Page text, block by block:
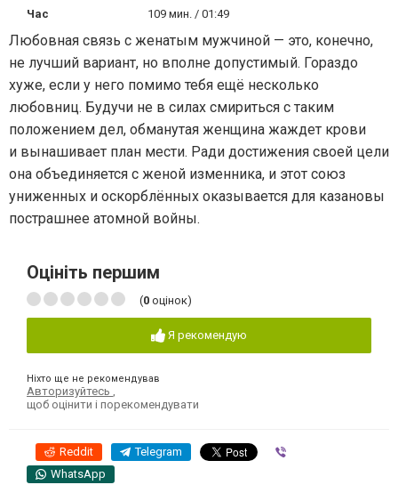
Час 109 мин. / 01:49
Любовная связь с женатым мужчиной — это, конечно,
не лучший вариант, но вполне допустимый. Гораздо
хуже, если у него помимо тебя ещё несколько
любовниц. Будучи не в силах смириться с таким
положением дел, обманутая женщина жаждет крови
и вынашивает план мести. Ради достижения своей цели
она объединяется с женой изменника, и этот союз
униженных и оскорблённых оказывается для казановы
пострашнее атомной войны.
Оцініть першим
(0 оцінок)
Я рекомендую
Ніхто ще не рекомендував
Авторизуйтесь ,
щоб оцінити і порекомендувати
Reddit Telegram
WhatsApp